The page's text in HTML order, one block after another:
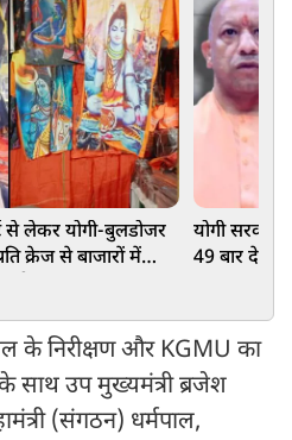
से लेकर योगी-बुलडोजर
क्रेज से बाजारों में
योगी सरकार
49 बार देश में
के निरीक्षण और KGMU का
साथ उप मुख्यमंत्री ब्रजेश
(संगठन) धर्मपाल,